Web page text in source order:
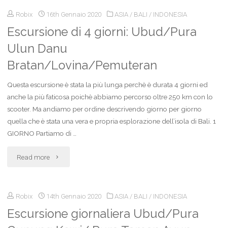
a
Kaohsiung
(Taiwan):
del
Jia"
Robix 16th Gennaio 2020 ASIA / BALI / INDONESIA
Escursione di 4 giorni: Ubud/Pura
Ulun Danu
Bratan/Lovina/Pemuteran
Questa escursione è stata la più lunga perchè è durata 4 giorni ed
anche la più faticosa poichè abbiamo percorso oltre 250 km con lo
scooter. Ma andiamo per ordine descrivendo giorno per giorno
quella che è stata una vera e propria esplorazione dell’isola di Bali. 1
GIORNO Partiamo di …
Read more "Escursione
4
giorni:
Robix 14th Gennaio 2020 ASIA / BALI / INDONESIA
Escursione giornaliera Ubud/Pura